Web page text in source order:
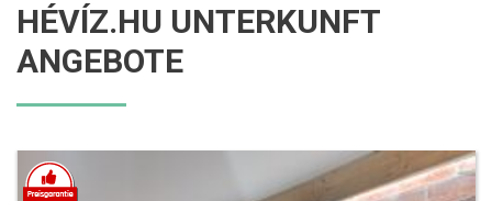
HÉVÍZ.HU UNTERKUNFT
ANGEBOTE